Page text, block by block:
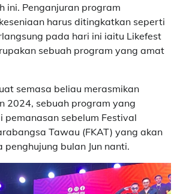
ini. Penganjuran program
harus ditingkatkan seperti
pada hari ini iaitu Likefest
sebuah program yang amat
semasa beliau merasmikan
2024, sebuah program yang
sebelum Festival
Tawau (FKAT) yang akan
bulan Jun nanti.